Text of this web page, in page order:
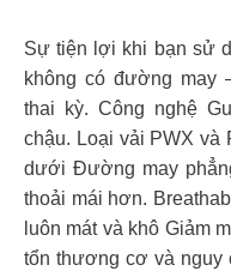
Sự tiện lợi khi bạn sử
không có đường may
thai kỳ. Công nghệ
chậu. Loại vải PWX và
dưới Đường may
thoải mái hơn.
luôn mát và khô Giảm
tổn thương cơ và nguy